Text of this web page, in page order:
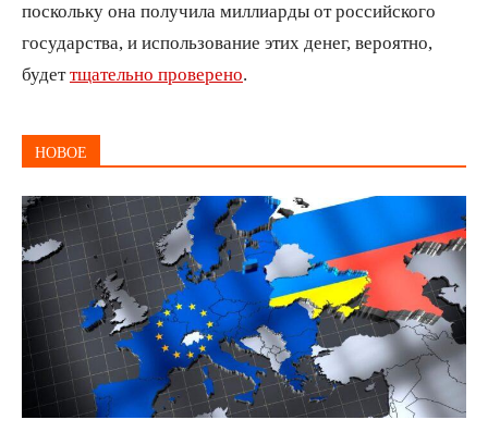
поскольку она получила миллиарды от российского
государства, и использование этих денег, вероятно,
будеттщательно проверено.
НОВОЕ